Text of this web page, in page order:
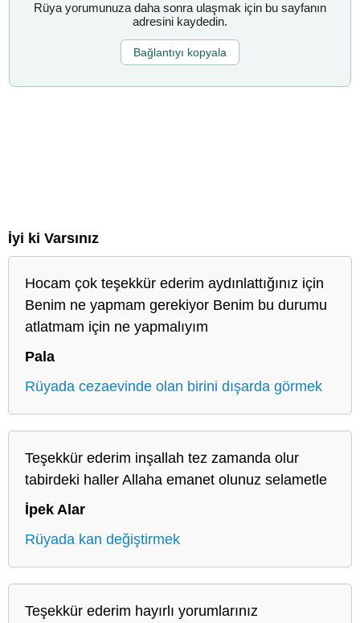
Rüya yorumunuza daha sonra ulaşmak için bu sayfanın
adresini kaydedin.
Bağlantıyı kopyala
İyi ki Varsınız
Hocam çok teşekkür ederim aydınlattığınız için
Benim ne yapmam gerekiyor Benim bu durumu
atlatmam için ne yapmalıyım
Pala
Rüyada cezaevinde olan birini dışarda görmek
Teşekkür ederim inşallah tez zamanda olur
tabirdeki haller Allaha emanet olunuz selametle
İpek Alar
Rüyada kan değiştirmek
Teşekkür ederim hayırlı yorumlarınız